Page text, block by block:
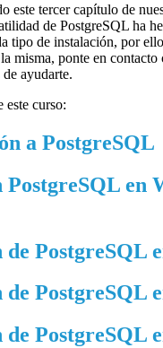
este tercer capítulo de
de PostgreSQL ha
tipo de instalación, por
misma, ponte en contacto
de ayudarte.
este curso:
a PostgreSQL
PostgreSQL en
PostgreSQL
PostgreSQL
PostgreSQL